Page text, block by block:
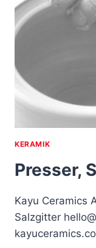
KERAMIK
Presser,
Kayu Ceramics
Salzgitter